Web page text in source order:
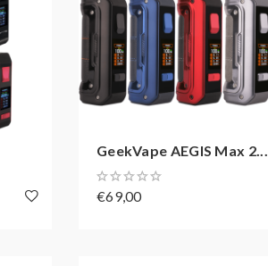
GeekVape AEGIS Max 2...
€69,00